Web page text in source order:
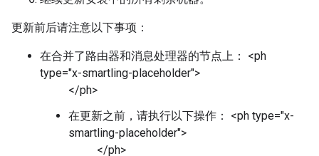
更新前后请注意以下事项：
在合并了路由器和消息处理器的节点上： <ph
type="x-smartling-placeholder">
</ph>
在更新之前，请执行以下操作： <ph type="x-
smartling-placeholder">
</ph>